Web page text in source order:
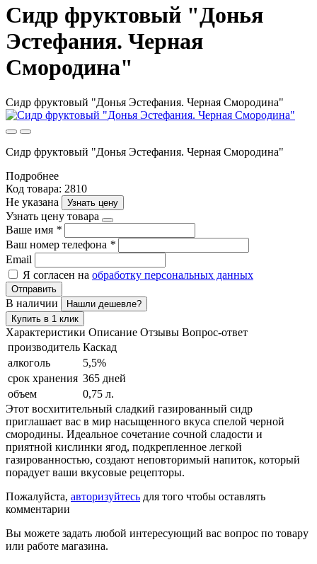
Сидр фруктовый "Донья
Эстефания. Черная
Смородина"
Сидр фруктовый "Донья Эстефания. Черная Смородина"
Сидр фруктовый "Донья Эстефания. Черная Смородина"
Подробнее
Код товара: 2810
Не указана
Узнать цену
Узнать цену товара
Ваше имя *
Ваш номер телефона *
Email
Я согласен на обработку персональных данных
Отправить
В наличии
Нашли дешевле?
Купить в 1 клик
Характеристики Описание Отзывы Вопрос-ответ
производитель Каскад
алкоголь
5,5%
срок хранения 365 дней
объем
0,75 л.
Этот восхитительный сладкий газированный сидр
приглашает вас в мир насыщенного вкуса спелой черной
смородины. Идеальное сочетание сочной сладости и
приятной кислинки ягод, подкрепленное легкой
газированностью, создают неповторимый напиток, который
порадует ваши вкусовые рецепторы.
Пожалуйста, авторизуйтесь для того чтобы оставлять
комментарии
Вы можете задать любой интересующий вас вопрос по товару
или работе магазина.